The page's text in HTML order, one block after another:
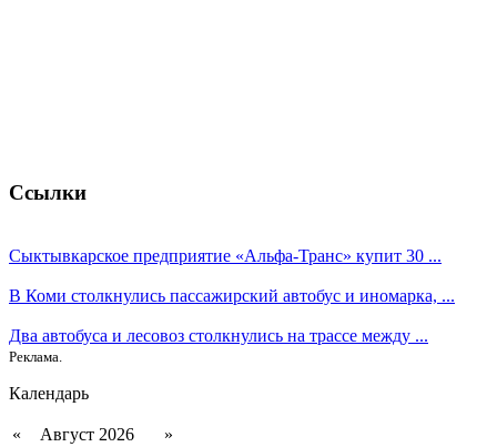
Ссылки
Сыктывкарское предприятие «Альфа-Транс» купит 30 ...
В Коми столкнулись пассажирский автобус и иномарка, ...
Два автобуса и лесовоз столкнулись на трассе между ...
Реклама.
Календарь
« Август 2026
»